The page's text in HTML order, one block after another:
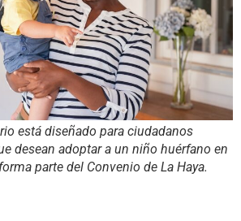
está diseñado para ciudadanos
desean adoptar a un niño huérfano en
parte del Convenio de La Haya.